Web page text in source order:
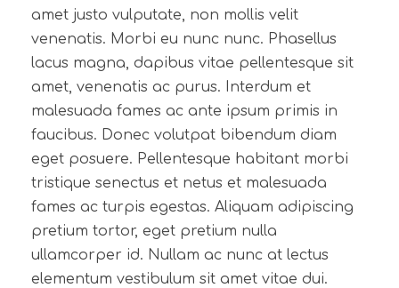
amet justo vulputate, non mollis velit
venenatis. Morbi eu nunc nunc. Phasellus
lacus magna, dapibus vitae pellentesque sit
amet, venenatis ac purus. Interdum et
malesuada fames ac ante ipsum primis in
faucibus. Donec volutpat bibendum diam
eget posuere. Pellentesque habitant morbi
tristique senectus et netus et malesuada
fames ac turpis egestas. Aliquam adipiscing
pretium tortor, eget pretium nulla
ullamcorper id. Nullam ac nunc at lectus
elementum vestibulum sit amet vitae dui.